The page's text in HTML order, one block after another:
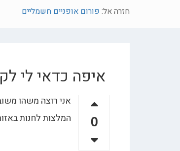
חזרה אל: פורום אופניים חשמליים
איפה כדאי לי
0
אני רוצה משהו
המלצות לחנות